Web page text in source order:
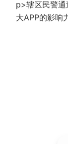
p>辖区民警通
大APP的影响